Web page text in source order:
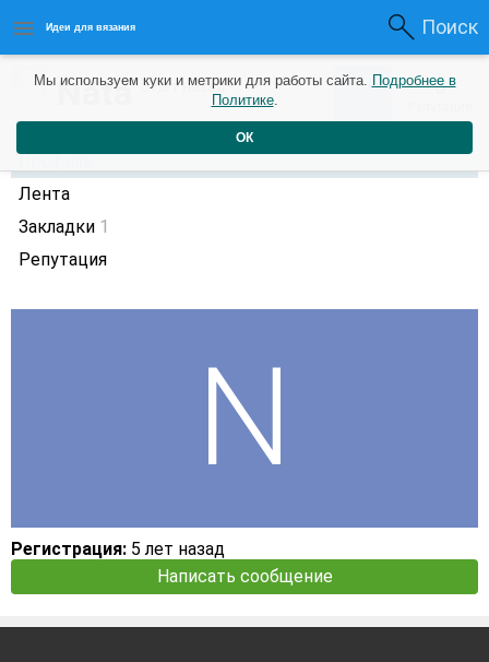
Идеи для вязания Поиск
Nata 5 лет назад 0 0
Профиль
Лента
Закладки 1
Репутация
Регистрация: 5 лет назад
Написать сообщение
Мы используем куки и метрики для работы сайта. Подробнее в
Политике.
ОК